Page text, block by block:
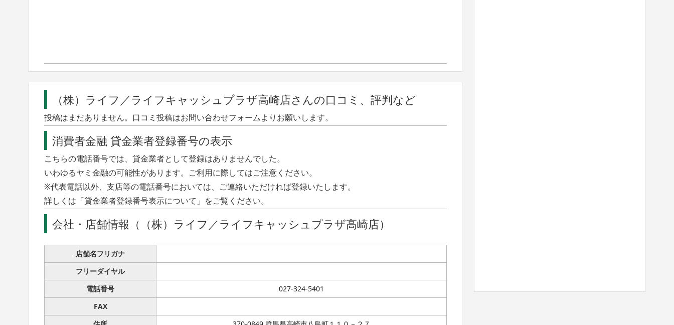
（株）ライフ／ライフキャッシュプラザ高崎店さんの口コミ、評判など
投稿はまだありません。口コミ投稿はお問い合わせフォームよりお願いします。
消費者金融 貸金業者登録番号の表示
こちらの電話番号では、貸金業者として登録はありませんでした。
いわゆるヤミ金融の可能性があります。ご利用に際してはご注意ください。
※代表電話以外、支店等の電話番号においては、ご連絡いただければ登録いたします。
詳しくは「貸金業者登録番号表示について」をご覧ください。
会社・店舗情報（（株）ライフ／ライフキャッシュプラザ高崎店）
店舗名フリガナ
フリーダイヤル
電話番号
027-324-5401
FAX